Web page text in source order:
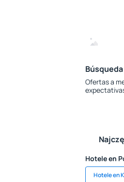
Ofertas a
Hotele en
Hotele en